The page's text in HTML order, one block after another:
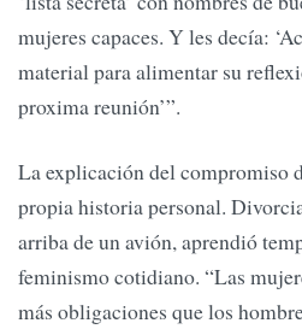
mujeres capaces. Y les decía:
material para alimentar su
proxima reunión’”.
La explicación del compromiso
propia historia personal.
arriba de un avión, aprendió
feminismo cotidiano. “Las
más obligaciones que los